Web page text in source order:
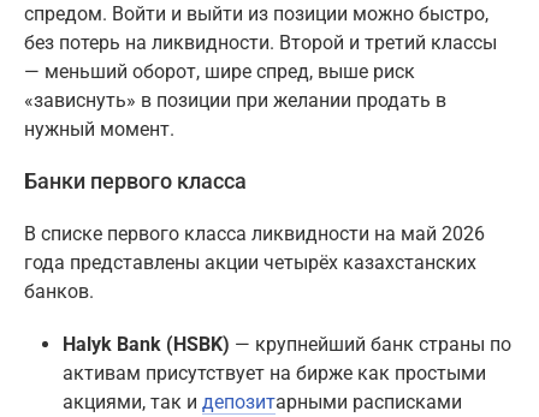
спредом. Войти и выйти из позиции можно быстро,
без потерь на ликвидности. Второй и третий классы
— меньший оборот, шире спред, выше риск
«зависнуть» в позиции при желании продать в
нужный момент.
Банки первого класса
В списке первого класса ликвидности на май 2026
года представлены акции четырёх казахстанских
банков.
Halyk Bank (HSBK) — крупнейший банк страны по
активам присутствует на бирже как простыми
акциями, так и депозитарными расписками